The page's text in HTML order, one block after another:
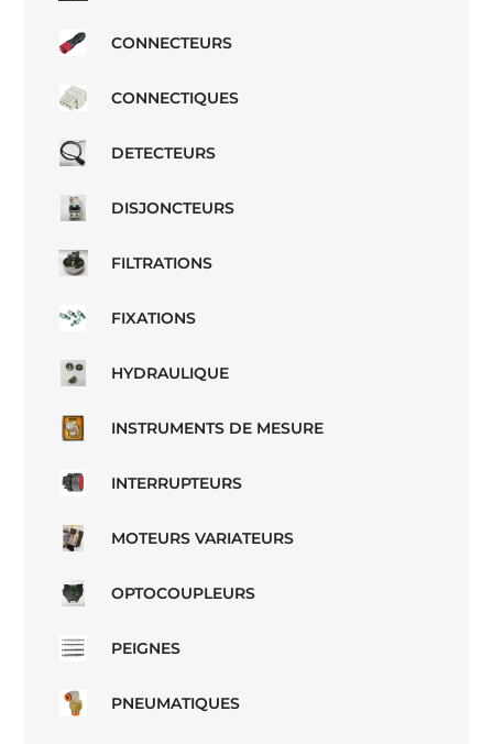
CONNECTEURS
CONNECTIQUES
DETECTEURS
DISJONCTEURS
FILTRATIONS
FIXATIONS
HYDRAULIQUE
INSTRUMENTS DE MESURE
INTERRUPTEURS
MOTEURS VARIATEURS
OPTOCOUPLEURS
PEIGNES
PNEUMATIQUES